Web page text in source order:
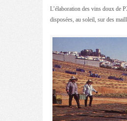
L’élaboration des vins doux de
disposées, au soleil, sur des